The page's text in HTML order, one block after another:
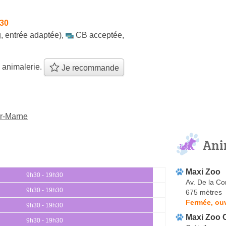
entrée adaptée), CB acceptée,
Je recommande
Marne
9h30 - 19h30
9h30 - 19h30
9h30 - 19h30
9h30 - 19h30
Maxi Zoo
Av. De la
675 mètres
Fermée,
Maxi Zoo